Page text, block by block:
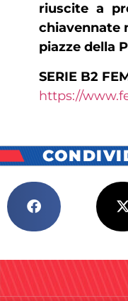
riuscite a
chiavennate
piazze della
SERIE B2
https://